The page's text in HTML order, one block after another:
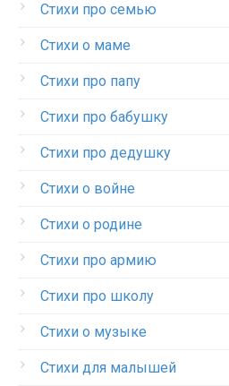
Стихи про семью
Стихи о маме
Стихи про папу
Стихи про бабушку
Стихи про дедушку
Стихи о войне
Стихи о родине
Стихи про армию
Стихи про школу
Стихи о музыке
Стихи для малышей